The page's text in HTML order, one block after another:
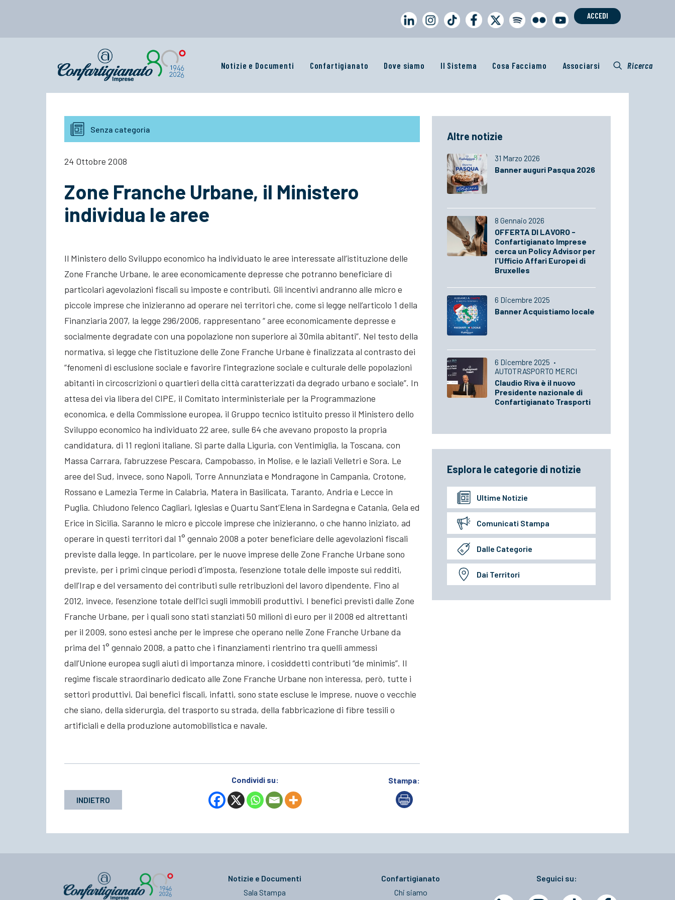
ACCEDI
Notizie e Documenti Confartigianato Dove siamo Il Sistema Cosa Facciamo Associarsi Ricerca
Senza categoria
24 Ottobre 2008
Zone Franche Urbane, il Ministero
individua le aree
Il Ministero dello Sviluppo economico ha individuato le aree interessate all’istituzione delle
Zone Franche Urbane, le aree economicamente depresse che potranno beneficiare di
particolari agevolazioni fiscali su imposte e contributi. Gli incentivi andranno alle micro e
piccole imprese che inizieranno ad operare nei territori che, come si legge nell’articolo 1 della
Finanziaria 2007, la legge 296/2006, rappresentano “ aree economicamente depresse e
socialmente degradate con una popolazione non superiore ai 30mila abitanti”. Nel testo della
normativa, si legge che l’istituzione delle Zone Franche Urbane è finalizzata al contrasto dei
“fenomeni di esclusione sociale e favorire l’integrazione sociale e culturale delle popolazioni
abitanti in circoscrizioni o quartieri della città caratterizzati da degrado urbano e sociale”. In
attesa dei via libera del CIPE, il Comitato interministeriale per la Programmazione
economica, e della Commissione europea, il Gruppo tecnico istituito presso il Ministero dello
Sviluppo economico ha individuato 22 aree, sulle 64 che avevano proposto la propria
candidatura, di 11 regioni italiane. Si parte dalla Liguria, con Ventimiglia, la Toscana, con
Massa Carrara, l’abruzzese Pescara, Campobasso, in Molise, e le laziali Velletri e Sora. Le
aree del Sud, invece, sono Napoli, Torre Annunziata e Mondragone in Campania, Crotone,
Rossano e Lamezia Terme in Calabria, Matera in Basilicata, Taranto, Andria e Lecce in
Puglia. Chiudono l’elenco Cagliari, Iglesias e Quartu Sant’Elena in Sardegna e Catania, Gela ed
Erice in Sicilia. Saranno le micro e piccole imprese che inizieranno, o che hanno iniziato, ad
operare in questi territori dal 1° gennaio 2008 a poter beneficiare delle agevolazioni fiscali
previste dalla legge. In particolare, per le nuove imprese delle Zone Franche Urbane sono
previste, per i primi cinque periodi d’imposta, l’esenzione totale delle imposte sui redditi,
dell’Irap e del versamento dei contributi sulle retribuzioni del lavoro dipendente. Fino al
2012, invece, l’esenzione totale dell’Ici sugli immobili produttivi. I benefici previsti dalle Zone
Franche Urbane, per i quali sono stati stanziati 50 milioni di euro per il 2008 ed altrettanti
per il 2009, sono estesi anche per le imprese che operano nelle Zone Franche Urbane da
prima del 1° gennaio 2008, a patto che i finanziamenti rientrino tra quelli ammessi
dall’Unione europea sugli aiuti di importanza minore, i cosiddetti contributi “de minimis”. Il
regime fiscale straordinario dedicato alle Zone Franche Urbane non interessa, però, tutte i
settori produttivi. Dai benefici fiscali, infatti, sono state escluse le imprese, nuove o vecchie
che siano, della siderurgia, del trasporto su strada, della fabbricazione di fibre tessili o
artificiali e della produzione automobilistica e navale.
INDIETRO
Condividi su: Stampa:
Altre notizie
31 Marzo 2026
Banner auguri Pasqua 2026
8 Gennaio 2026
OFFERTA DI LAVORO -
Confartigianato Imprese
cerca un Policy Advisor per
l'Ufficio Affari Europei di
Bruxelles
6 Dicembre 2025
Banner Acquistiamo locale
6 Dicembre 2025 ·
AUTOTRASPORTO MERCI
Claudio Riva è il nuovo
Presidente nazionale di
Confartigianato Trasporti
Esplora le categorie di notizie
Ultime Notizie
Comunicati Stampa
Dalle Categorie
Dai Territori
Notizie e Documenti
Sala Stampa
Confartigianato
Chi siamo
Seguici su: